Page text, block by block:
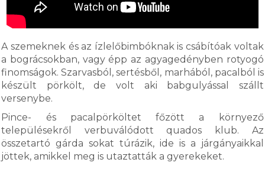
A szemeknek és az ízlelőbimbóknak is csábítóak voltak
a bográcsokban, vagy épp az agyagedényben rotyogó
finomságok. Szarvasból, sertésből, marhából, pacalból is
készült pörkölt, de volt aki babgulyással szállt
versenybe.
Pince- és pacalpörköltet főzött a környező
településekről verbuválódott quados klub. Az
összetartó gárda sokat túrázik, ide is a járgányaikkal
jöttek, amikkel meg is utaztatták a gyerekeket.